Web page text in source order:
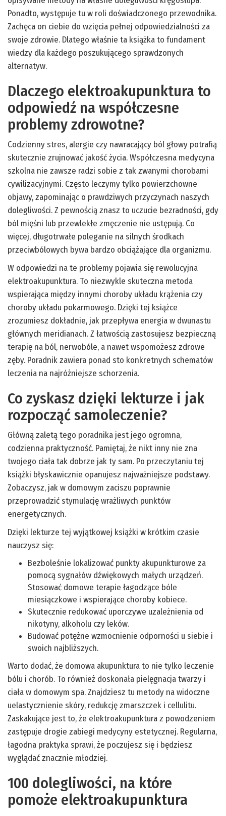
Ponadto, występuje tu w roli doświadczonego przewodnika.
Zachęca on ciebie do wzięcia pełnej odpowiedzialności za
swoje zdrowie. Dlatego właśnie ta książka to fundament
wiedzy dla każdego poszukującego sprawdzonych
alternatyw.
Dlaczego elektroakupunktura to
odpowiedź na współczesne
problemy zdrowotne?
Codzienny stres, alergie czy nawracający ból głowy potrafią
skutecznie zrujnować jakość życia. Współczesna medycyna
szkolna nie zawsze radzi sobie z tak zwanymi chorobami
cywilizacyjnymi. Często leczymy tylko powierzchowne
objawy, zapominając o prawdziwych przyczynach naszych
dolegliwości. Z pewnością znasz to uczucie bezradności, gdy
ból mięśni lub przewlekłe zmęczenie nie ustępują. Co
więcej, długotrwałe poleganie na silnych środkach
przeciwbólowych bywa bardzo obciążające dla organizmu.
W odpowiedzi na te problemy pojawia się rewolucyjna
elektroakupunktura. To niezwykle skuteczna metoda
wspierająca między innymi choroby układu krążenia czy
choroby układu pokarmowego. Dzięki tej książce
zrozumiesz dokładnie, jak przepływa energia w dwunastu
głównych meridianach. Z łatwością zastosujesz bezpieczną
terapię na ból, nerwobóle, a nawet wspomożesz zdrowe
zęby. Poradnik zawiera ponad sto konkretnych schematów
leczenia na najróżniejsze schorzenia.
Co zyskasz dzięki lekturze i jak
rozpocząć samoleczenie?
Główną zaletą tego poradnika jest jego ogromna,
codzienna praktyczność. Pamiętaj, że nikt inny nie zna
twojego ciała tak dobrze jak ty sam. Po przeczytaniu tej
książki błyskawicznie opanujesz najważniejsze podstawy.
Zobaczysz, jak w domowym zaciszu poprawnie
przeprowadzić stymulację wrażliwych punktów
energetycznych.
Dzięki lekturze tej wyjątkowej książki w krótkim czasie
nauczysz się:
Bezboleśnie lokalizować punkty akupunkturowe za
pomocą sygnałów dźwiękowych małych urządzeń.
Stosować domowe terapie łagodzące bóle
miesiączkowe i wspierające choroby kobiece.
Skutecznie redukować uporczywe uzależnienia od
nikotyny, alkoholu czy leków.
Budować potężne wzmocnienie odporności u siebie i
swoich najbliższych.
Warto dodać, że domowa akupunktura to nie tylko leczenie
bólu i chorób. To również doskonała pielęgnacja twarzy i
ciała w domowym spa. Znajdziesz tu metody na widoczne
uelastycznienie skóry, redukcję zmarszczek i cellulitu.
Zaskakujące jest to, że elektroakupunktura z powodzeniem
zastępuje drogie zabiegi medycyny estetycznej. Regularna,
łagodna praktyka sprawi, że poczujesz się i będziesz
wyglądać znacznie młodziej.
100 dolegliwości, na które
pomoże elektroakupunktura